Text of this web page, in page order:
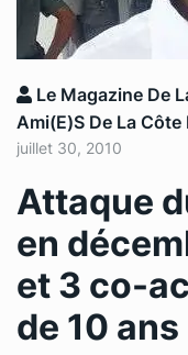
Le Magazine De
Ami(e)s De La Côte
juillet 30, 2010
Attaque
en
et 3 co-
de 10 ans